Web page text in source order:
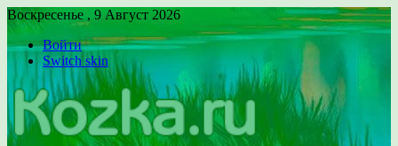
Воскресенье , 9 Август 2026
Войти
Switch skin